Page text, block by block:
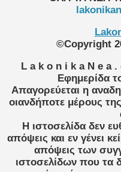
©Copyright
L a k o n i k a N e a .
Εφημερίδα
Απαγορεύεται η
οιανδήποτε μέρους
Η ιστοσελίδα δεν
απόψεις και εν γένει
απόψεις των
ιστοσελίδων που τα